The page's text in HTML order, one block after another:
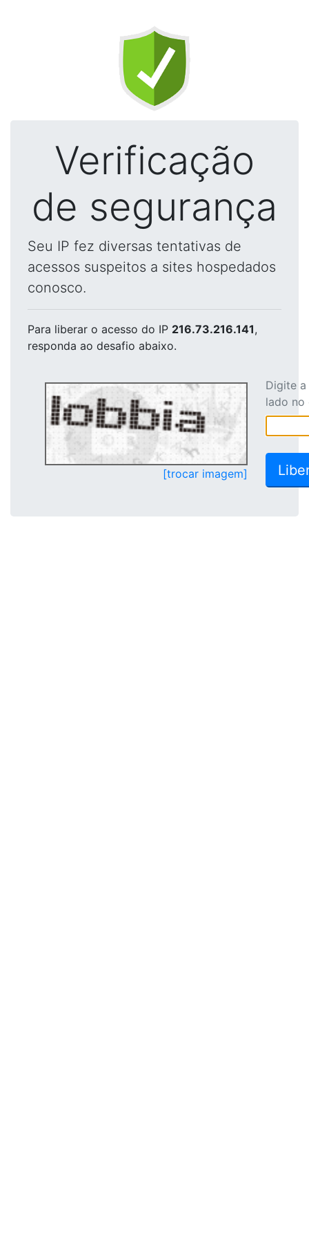
Verificação
de segurança
Seu IP fez diversas tentativas de
acessos suspeitos a sites hospedados
conosco.
Para liberar o acesso do IP 216.73.216.141,
responda ao desafio abaixo.
[trocar imagem]
Digite
lado no